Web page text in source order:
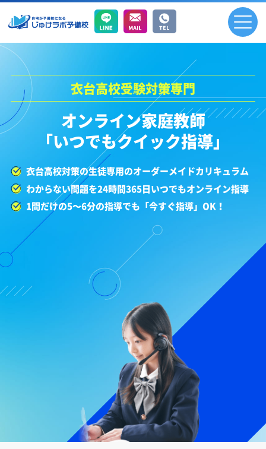
衣台高校受験対策専門
オンライン家庭教師
「いつでもクイック指導」
衣台高校対策の生徒専用のオーダーメイドカリキュラム
わからない問題を24時間365日いつでもオンライン指導
1問だけの5～6分の指導でも「今すぐ指導」OK！